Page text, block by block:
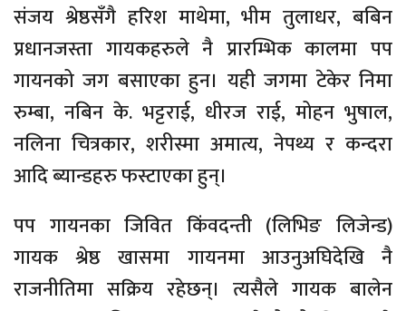
संजय श्रेष्ठसँगै हरिश माथेमा, भीम तुलाधर, बबिन
प्रधानजस्ता गायकहरुले नै प्रारम्भिक कालमा पप
गायनको जग बसाएका हुन। यही जगमा टेकेर निमा
रुम्बा, नबिन के. भट्टराई, धीरज राई, मोहन भुषाल,
नलिना चित्रकार, शरीस्मा अमात्य, नेपथ्य र कन्दरा
आदि ब्यान्डहरु फस्टाएका हुन्।
पप गायनका जिवित किंवदन्ती (लिभिङ लिजेन्ड)
गायक श्रेष्ठ खासमा गायनमा आउनुअघिदेखि नै
राजनीतिमा सक्रिय रहेछन्। त्यसैले गायक बालेन